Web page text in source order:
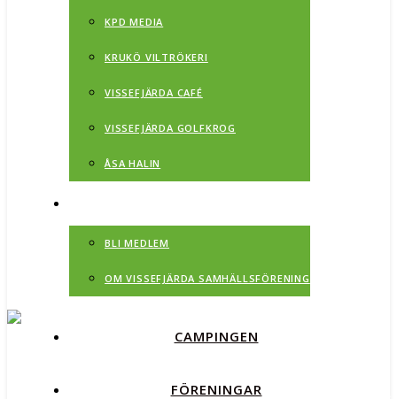
KPD MEDIA
KRUKÖ VILTRÖKERI
VISSEFJÄRDA CAFÉ
VISSEFJÄRDA GOLFKROG
ÅSA HALIN
BLI MEDLEM
OM VISSEFJÄRDA SAMHÄLLSFÖRENING
CAMPINGEN
FÖRENINGAR